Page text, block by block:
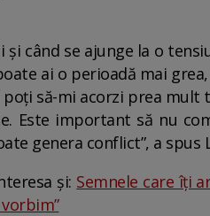
și când se ajunge la o
ai o perioadă mai
să-mi acorzi prea mult
Este important să nu
genera conflict”, a spus
și: Semnele care îţi